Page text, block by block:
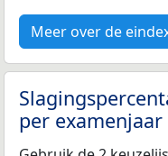
Meer over de
per examenjaar